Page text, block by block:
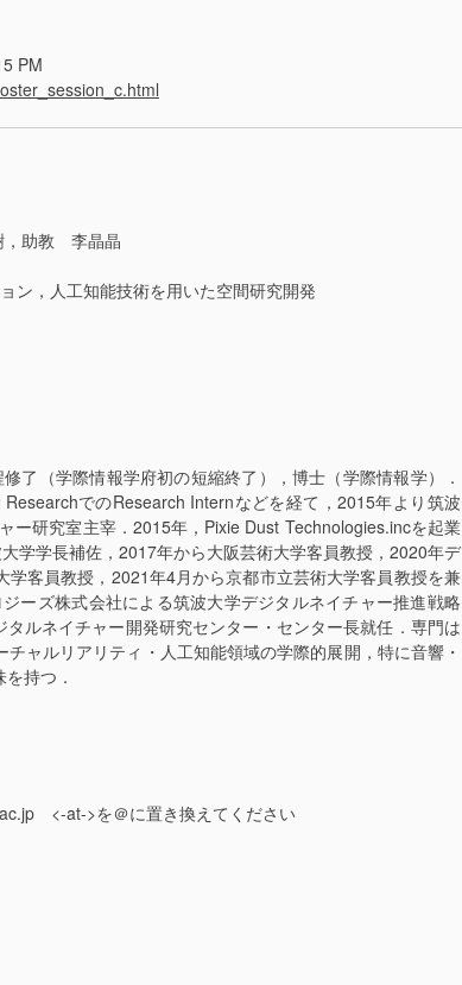
PM
，助教 李晶晶
ン，人工知能技術を用いた空間研究開発
了（学際情報学府初の短縮終了），博士（学際情報学）．
でのResearch Internなどを経て，2015年より筑波
ー研究室主宰．2015年，Pixie Dust Technologies.incを起業
学学長補佐，2017年から大阪芸術大学客員教授，2020年デ
客員教授，2021年4月から京都市立芸術大学客員教授を兼
ーズ株式会社による筑波大学デジタルネイチャー推進戦略
ルネイチャー開発研究センター・センター長就任．専門は
ャルリアリティ・人工知能領域の学際的展開 ， 特に音響・
持つ．
<-at->を＠に置き換えてください